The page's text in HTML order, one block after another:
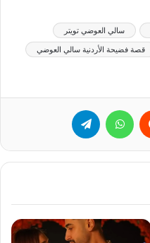
سالي العوضي تويتر
قصة فضيحة الأردنية سالي العوضي